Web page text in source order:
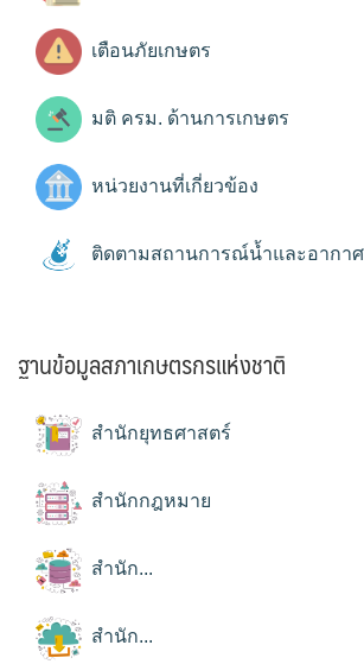
เตือนภัยเกษตร
มติ ครม. ด้านการเกษตร
หน่วยงานที่เกี่ยวข้อง
ติดตามสถานการณ์น้ำและอากาศ
ฐานข้อมูลสภาเกษตรกรแห่งชาติ
สำนักยุทธศาสตร์
สำนักกฎหมาย
สำนัก...
สำนัก...